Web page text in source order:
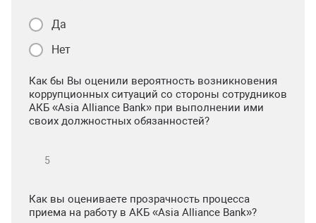
Да
Нет
Как бы Вы оценили вероятность возникновения
коррупционных ситуаций со стороны сотрудников
АКБ «Asia Alliance Bank» при выполнении ими
своих должностных обязанностей?
Как вы оцениваете прозрачность процесса
приема на работу в АКБ «Asia Alliance Bank»?